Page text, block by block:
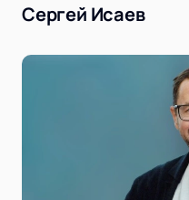
Сергей Исаев